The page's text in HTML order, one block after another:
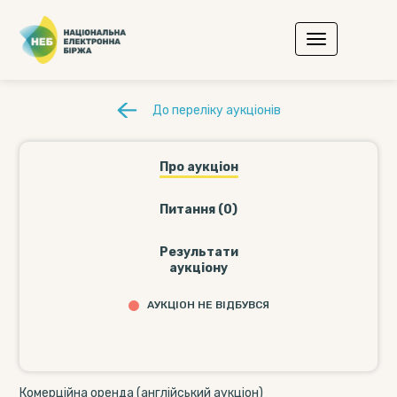
До переліку аукціонів
Про аукціон
Питання (0)
Результати
аукціону
АУКЦІОН НЕ ВІДБУВСЯ
Комерційна оренда (англійський аукціон)